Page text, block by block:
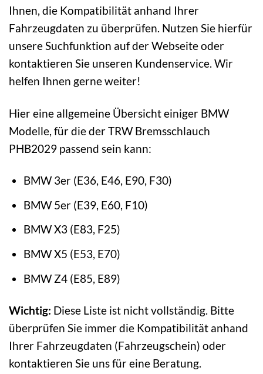
Ihnen, die Kompatibilität anhand Ihrer
Fahrzeugdaten zu überprüfen. Nutzen Sie hierfür
unsere Suchfunktion auf der Webseite oder
kontaktieren Sie unseren Kundenservice. Wir
helfen Ihnen gerne weiter!
Hier eine allgemeine Übersicht einiger BMW
Modelle, für die der TRW Bremsschlauch
PHB2029 passend sein kann:
BMW 3er (E36, E46, E90, F30)
BMW 5er (E39, E60, F10)
BMW X3 (E83, F25)
BMW X5 (E53, E70)
BMW Z4 (E85, E89)
Wichtig: Diese Liste ist nicht vollständig. Bitte
überprüfen Sie immer die Kompatibilität anhand
Ihrer Fahrzeugdaten (Fahrzeugschein) oder
kontaktieren Sie uns für eine Beratung.